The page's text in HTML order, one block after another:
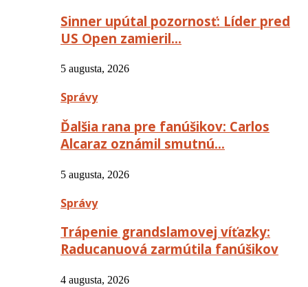
Sinner upútal pozornosť: Líder pred
US Open zamieril…
5 augusta, 2026
Správy
Ďalšia rana pre fanúšikov: Carlos
Alcaraz oznámil smutnú…
5 augusta, 2026
Správy
Trápenie grandslamovej víťazky:
Raducanuová zarmútila fanúšikov
4 augusta, 2026